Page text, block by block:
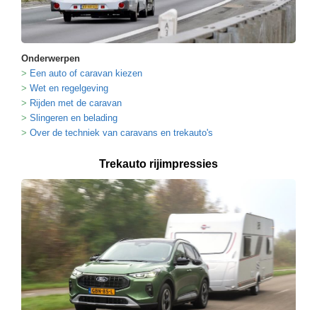
Onderwerpen
Een auto of caravan kiezen
Wet en regelgeving
Rijden met de caravan
Slingeren en belading
Over de techniek van caravans en trekauto's
Trekauto rijimpressies